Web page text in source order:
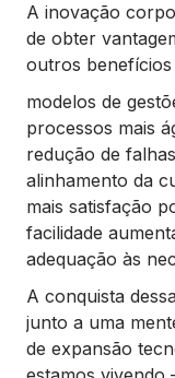
A inovação
de obter
outros benefícios
modelos de
processos mais
redução de
alinhamento da
mais satisfação
facilidade
adequação às
A conquista
junto a uma
de expansão